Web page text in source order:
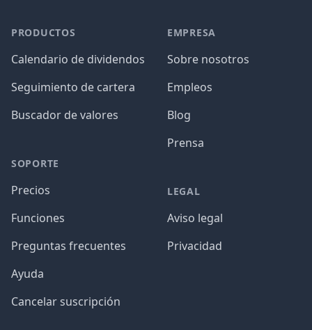
PRODUCTOS
Calendario de dividendos
Seguimiento de cartera
Buscador de valores
SOPORTE
Precios
Funciones
Preguntas frecuentes
Ayuda
Cancelar suscripción
EMPRESA
Sobre nosotros
Empleos
Blog
Prensa
LEGAL
Aviso legal
Privacidad